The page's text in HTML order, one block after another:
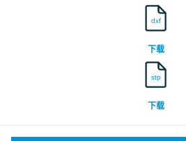
dxf
下载
stp
下载